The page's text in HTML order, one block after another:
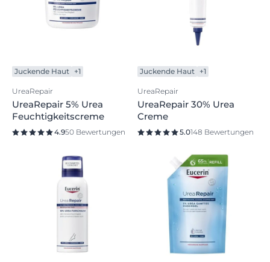
Juckende Haut +1
UreaRepair
UreaRepair 5% Urea
Feuchtigkeitscreme
4.950 Bewertungen
Juckende Haut +1
UreaRepair
UreaRepair 30% Urea
Creme
5.0148 Bewertungen